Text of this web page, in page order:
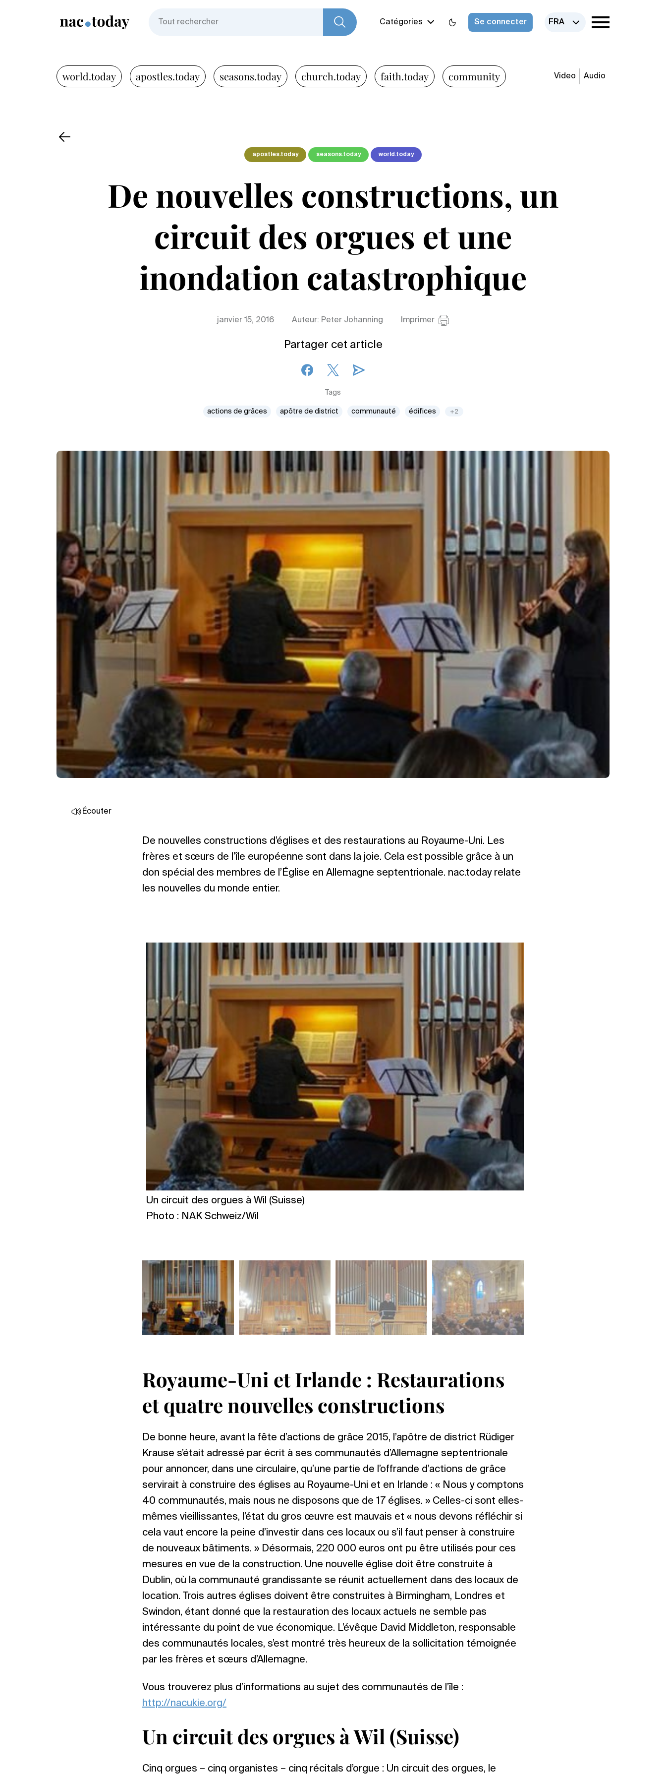
Catégories Se connecter FRA
world.today apostles.today seasons.today church.today faith.today community Video Audio
apostles.today seasons.today world.today
De nouvelles constructions, un
circuit des orgues et une
inondation catastrophique
janvier 15, 2016 Auteur: Peter Johanning Imprimer
Partager cet article
Tags
actions de grâces apôtre de district communauté édifices +2
Écouter
De nouvelles constructions d’églises et des restaurations au Royaume-Uni. Les
frères et sœurs de l’île européenne sont dans la joie. Cela est possible grâce à un
don spécial des membres de l’Église en Allemagne septentrionale. nac.today relate
les nouvelles du monde entier.
Un circuit des orgues à Wil (Suisse)
Photo : NAK Schweiz/Wil
Royaume-Uni et Irlande : Restaurations
et quatre nouvelles constructions
De bonne heure, avant la fête d’actions de grâce 2015, l’apôtre de district Rüdiger
Krause s’était adressé par écrit à ses communautés d’Allemagne septentrionale
pour annoncer, dans une circulaire, qu’une partie de l’offrande d’actions de grâce
servirait à construire des églises au Royaume-Uni et en Irlande : « Nous y comptons
40 communautés, mais nous ne disposons que de 17 églises. » Celles-ci sont elles-
mêmes vieillissantes, l’état du gros œuvre est mauvais et « nous devons réfléchir si
cela vaut encore la peine d’investir dans ces locaux ou s’il faut penser à construire
de nouveaux bâtiments. » Désormais, 220 000 euros ont pu être utilisés pour ces
mesures en vue de la construction. Une nouvelle église doit être construite à
Dublin, où la communauté grandissante se réunit actuellement dans des locaux de
location. Trois autres églises doivent être construites à Birmingham, Londres et
Swindon, étant donné que la restauration des locaux actuels ne semble pas
intéressante du point de vue économique. L’évêque David Middleton, responsable
des communautés locales, s’est montré très heureux de la sollicitation témoignée
par les frères et sœurs d’Allemagne.
Vous trouverez plus d’informations au sujet des communautés de l’île :
http://nacukie.org/
Un circuit des orgues à Wil (Suisse)
Cinq orgues – cinq organistes – cinq récitals d’orgue : Un circuit des orgues, le